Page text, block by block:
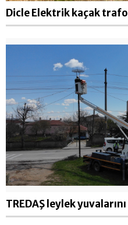
Dicle Elektrik kaçak
TREDAŞ leylek yuvalarını